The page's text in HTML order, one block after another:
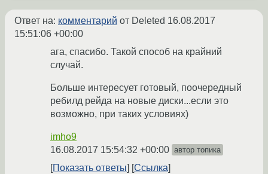
Ответ на: комментарий от Deleted 16.08.2017
15:51:06 +00:00
ага, спасибо. Такой способ на крайний
случай.
Больше интересует готовый, поочередный
ребилд рейда на новые диски...если это
возможно, при таких условиях)
imho9
16.08.2017 15:54:32 +00:00 автор топика
Показать ответы Ссылка